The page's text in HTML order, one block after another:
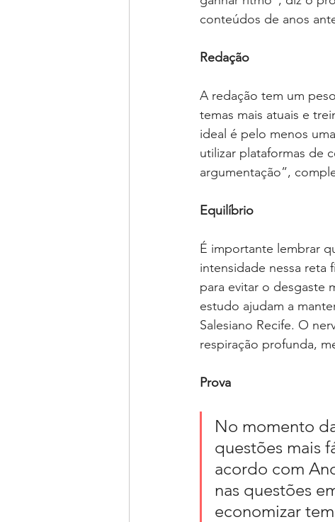
conteúdos de anos
Redação
A redação tem um
temas mais atuais e
ideal é pelo menos
utilizar plataformas de
argumentação”,
Equilíbrio
É importante lembrar
intensidade nessa reta
para evitar o desgaste
estudo ajudam a
Salesiano Recife. O
respiração profunda,
Prova
No momento
questões mais
acordo com
nas questões
economizar